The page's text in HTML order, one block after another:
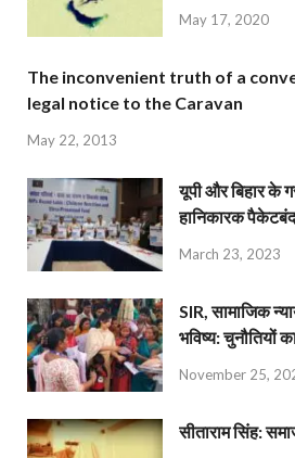
May 17, 2020
The inconvenient truth of a
legal notice to the Caravan
May 22, 2013
यूपी और बिहार के
हानिकारक
March 23, 2023
SIR, सामाजिक
भविष्य: चुनौतियों
November 25,
सीताराम सिंह: